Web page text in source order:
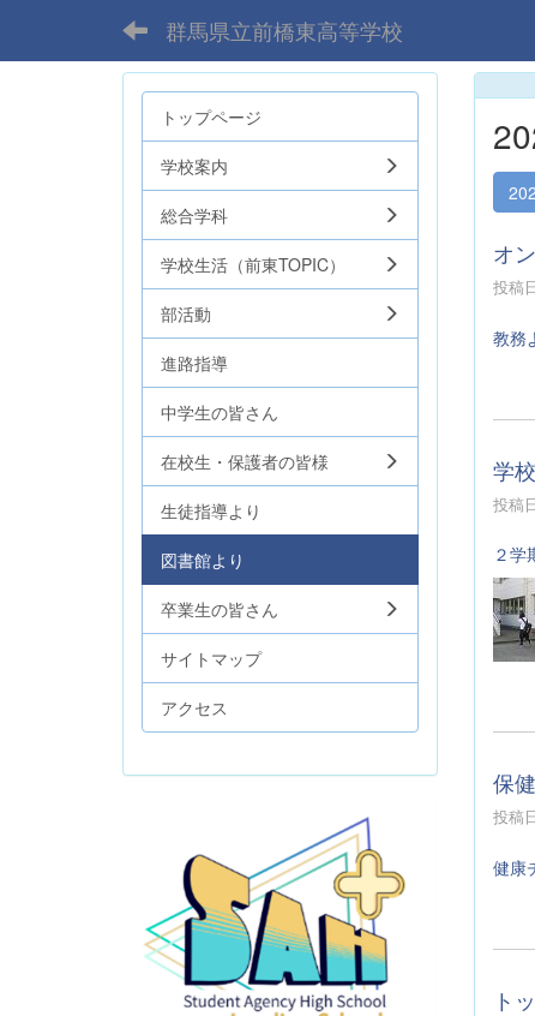
群馬県立前橋東高等学校
オ
投稿
教務
学
投稿
２学
保
投稿
健康
ト
トップページ
学校案内
総合学科
学校生活（前東TOPIC）
部活動
進路指導
中学生の皆さん
在校生・保護者の皆様
生徒指導より
図書館より
卒業生の皆さん
サイトマップ
アクセス